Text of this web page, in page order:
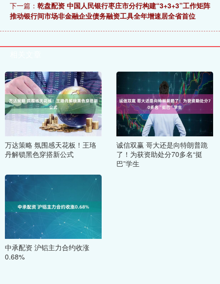
下一篇： 乾盘配资 中国人民银行枣庄市分行构建“3+3+3”工作矩阵
推动银行间市场非金融企业债务融资工具全年增速居全省首位
万达策略 氛围感天花板！王珞
丹解锁黑色穿搭新公式
诚信双赢 哥大还是向特朗普跪
了！为获资助处分70多名“挺
巴”学生
中承配资 沪铝主力合约收涨
0.68%